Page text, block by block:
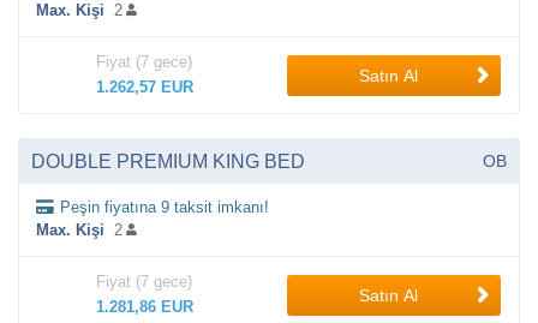
Max. Kişi 2
Fiyat (7 gece)
1.262,57 EUR
Satın Al
DOUBLE PREMIUM KING BED OB
Peşin fiyatına 9 taksit imkanı!
Max. Kişi 2
Fiyat (7 gece)
1.281,86 EUR
Satın Al